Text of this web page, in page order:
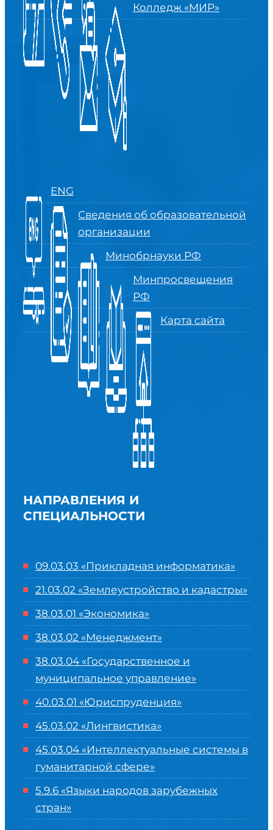
Колледж «МИР»
ENG
Сведения об образовательной
организации
Минобрнауки РФ
Минпросвещения
РФ
Карта сайта
НАПРАВЛЕНИЯ И
СПЕЦИАЛЬНОСТИ
09.03.03 «Прикладная информатика»
21.03.02 «Землеустройство и кадастры»
38.03.01 «Экономика»
38.03.02 «Менеджмент»
38.03.04 «Государственное и
муниципальное управление»
40.03.01 «Юриспруденция»
45.03.02 «Лингвистика»
45.03.04 «Интеллектуальные системы в
гуманитарной сфере»
5.9.6 «Языки народов зарубежных
стран»